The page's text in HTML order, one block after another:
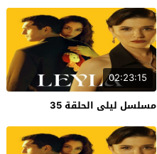
02:23:15
مسلسل ليلى الحلقة 35